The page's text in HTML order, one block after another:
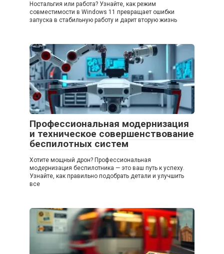
Ностальгия или работа? Узнайте, как режим
совместимости в Windows 11 превращает ошибки
запуска в стабильную работу и дарит вторую жизнь
Профессиональная модернизация
и техническое совершенствование
беспилотных систем
Хотите мощный дрон? Профессиональная
модернизация беспилотника — это ваш путь к успеху.
Узнайте, как правильно подобрать детали и улучшить
все